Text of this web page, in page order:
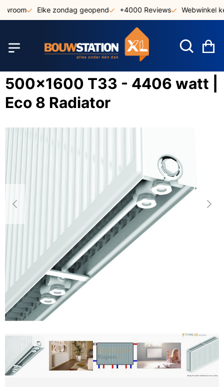
naar
Elke zondag geopend +4000 Reviews Webwinkel
500x1600 T33 - 4406 watt |
Eco 8 Radiator